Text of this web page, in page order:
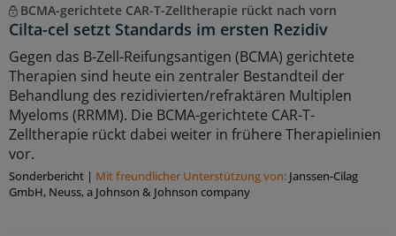
BCMA-gerichtete CAR-T-Zelltherapie rückt nach vorn
Cilta-cel setzt Standards im ersten Rezidiv
Gegen das B-Zell-Reifungsantigen (BCMA) gerichtete
Therapien sind heute ein zentraler Bestandteil der
Behandlung des rezidivierten/refraktären Multiplen
Myeloms (RRMM). Die BCMA-gerichtete CAR-T-
Zelltherapie rückt dabei weiter in frühere Therapielinien
vor.
Sonderbericht | Mit freundlicher Unterstützung von: Janssen-Cilag
GmbH, Neuss, a Johnson & Johnson company